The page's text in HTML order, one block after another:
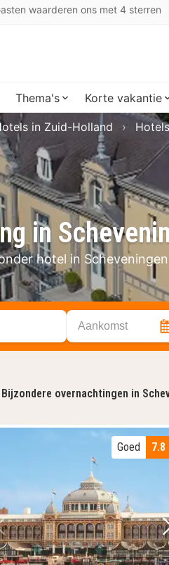
waarderen ons met 4 sterren
Thema's Korte vakantie
in
hotel in
in Zuid-Holland
Aankomst
Bijzondere overnachtingen in
Vorige foto
7.8
Goed